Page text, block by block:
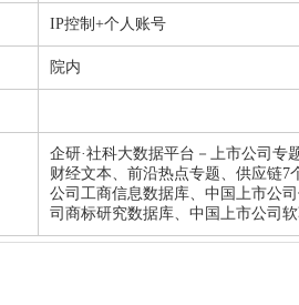
IP控制+个人账号
院内
企研·社科大数据平台－上市公司专
财经文本、前沿热点专题、供应链
公司工商信息数据库、中国上市公
司商标研究数据库、中国上市公司